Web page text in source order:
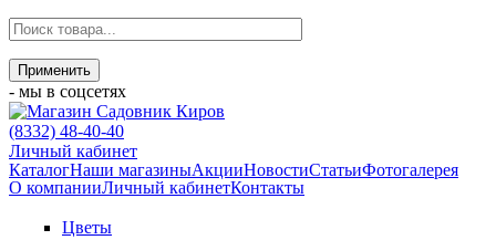
- мы в соцсетях
(8332) 48-40-40
Личный кабинет
КаталогНаши магазиныАкцииНовостиСтатьиФотогалерея
О компанииЛичный кабинетКонтакты
Цветы